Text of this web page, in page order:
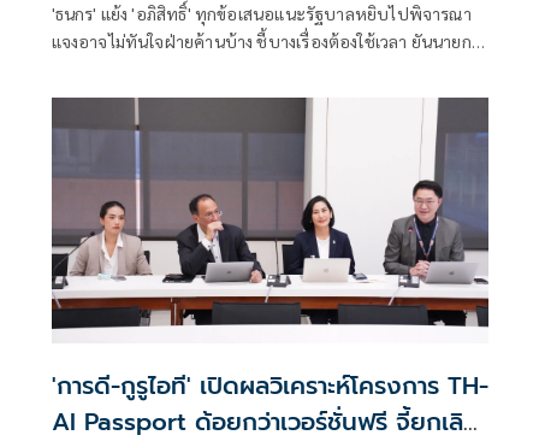
'ธนกร' แย้ง 'อภิสิทธิ์' ทุกข้อเสนอแนะรัฐบาลหยิบไปพิจารณา
แจงอาจไม่ทันใจฝ่ายค้านบ้าง ชี้บางเรื่องต้องใช้เวลา ยันนายกฯ
'การดี-กูรูไอที' เปิดผลวิเคราะห์โครงการ TH-
AI Passport ด้อยกว่าเวอร์ชั่นฟรี จี้ยกเลิก